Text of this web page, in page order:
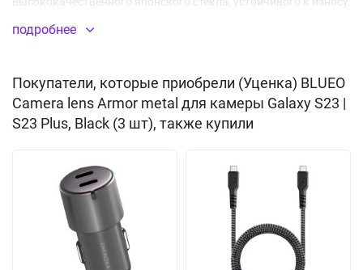
Легко устанавливается, идеально повторяет контуры камеры.
защитные линзы.
Защитное стекло на камеру
Класс прочности: 9H
Высокая чувствительность
Олеофобное покрытие, не оставляет отпечатков
Закругленные края 2.5D
подробнее
Покупатели, которые приобрели (Уценка) BLUEO
Camera lens Armor metal для камеры Galaxy S23 |
S23 Plus, Black (3 шт), также купили